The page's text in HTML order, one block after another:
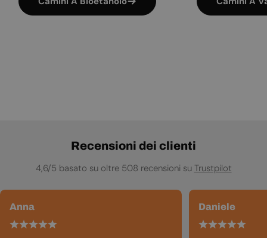
Recensioni dei clienti
4,6/5 basato su oltre 508 recensioni su Trustpilot
Anna Daniele